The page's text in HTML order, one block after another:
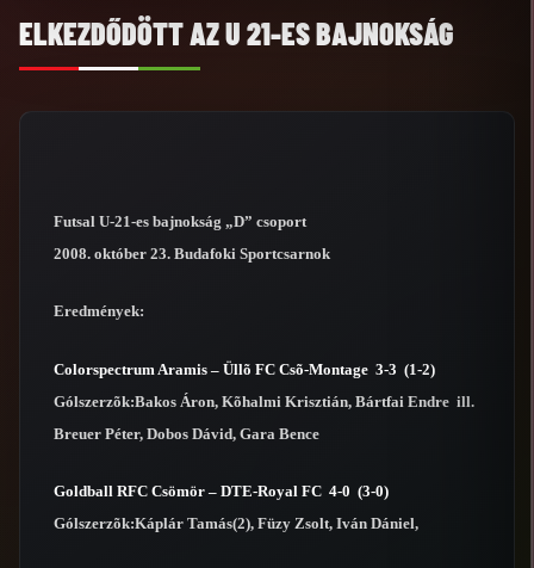
ELKEZDŐDÖTT AZ U 21-ES BAJNOKSÁG
Futsal U-21-es bajnokság „D” csoport
2008. október 23. Budafoki Sportcsarnok
Eredmények:
Colorspectrum Aramis – Üllõ FC Csõ-Montage 3-3 (1-2)
Gólszerzõk:Bakos Áron, Kõhalmi Krisztián, Bártfai Endre ill.
Breuer Péter, Dobos Dávid, Gara Bence
Goldball RFC Csömör – DTE-Royal FC 4-0 (3-0)
Gólszerzõk:Káplár Tamás(2), Füzy Zsolt, Iván Dániel,